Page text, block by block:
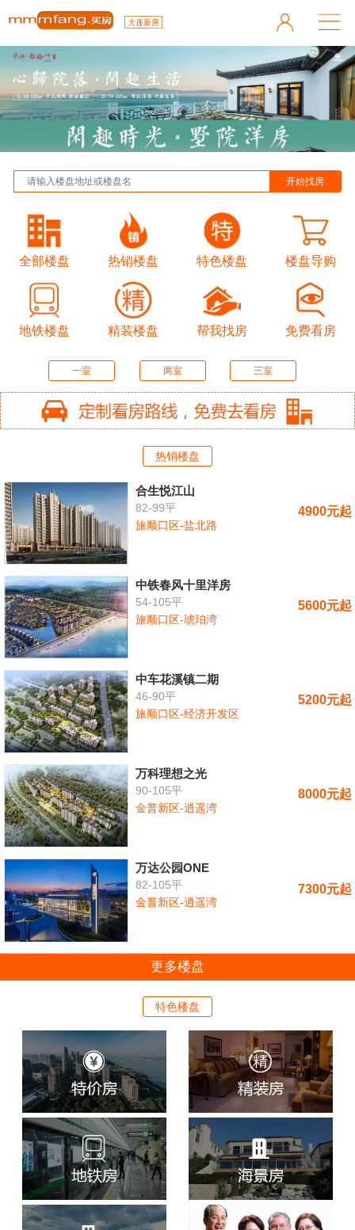
全部楼盘 热销楼盘 特色楼盘 楼盘导购
地铁楼盘 精装楼盘 帮我找房 免费看房
一室 两室 三室
热销楼盘
合生悦江山
82-99平
旅顺口区-盐北路
4900元起
中铁春风十里洋房
54-105平
旅顺口区-琥珀湾
5600元起
中车花溪镇二期
46-90平
旅顺口区-经济开发区
5200元起
万科理想之光
90-105平
金普新区-逍遥湾
8000元起
万达公园ONE
82-105平
金普新区-逍遥湾
7300元起
更多楼盘
特色楼盘